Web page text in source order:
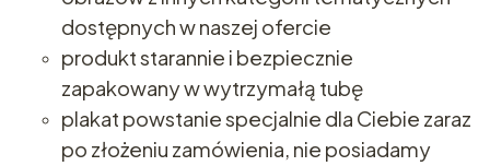
dostępnych w naszej ofercie
produkt starannie i bezpiecznie
zapakowany w wytrzymałą tubę
plakat powstanie specjalnie dla Ciebie zaraz
po złożeniu zamówienia, nie posiadamy